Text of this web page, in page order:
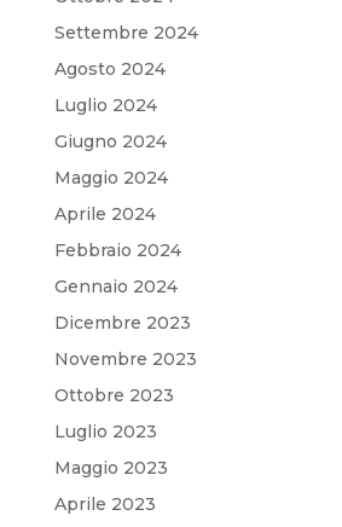
Settembre 2024
Agosto 2024
Luglio 2024
Giugno 2024
Maggio 2024
Aprile 2024
Febbraio 2024
Gennaio 2024
Dicembre 2023
Novembre 2023
Ottobre 2023
Luglio 2023
Maggio 2023
Aprile 2023